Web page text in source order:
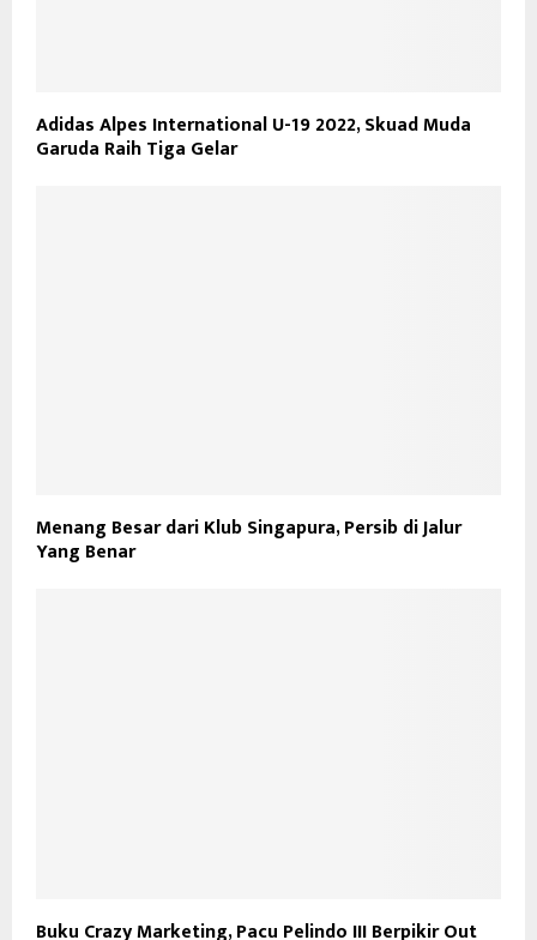
Adidas Alpes International U-19 2022, Skuad Muda
Garuda Raih Tiga Gelar
Menang Besar dari Klub Singapura, Persib di Jalur
Yang Benar
Buku Crazy Marketing, Pacu Pelindo III Berpikir Out